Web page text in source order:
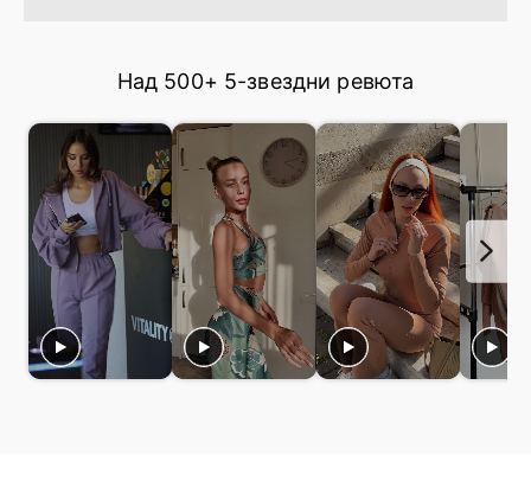
Над 500+ 5-звездни ревюта